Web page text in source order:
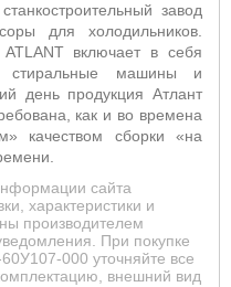
завод
для холодильников.
включает в себя
стиральные машины и
день продукция Атлант
как и во времена
качеством сборки «на
сайта
характеристики и
производителем
При покупке
000 уточняйте все
внешний вид